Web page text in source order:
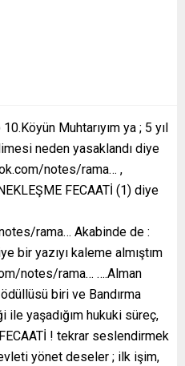
Muhtarıyım ya ; 5 yıl
neden yasaklandı diye
notes/rama… ,
FECAATİ (1) diye
rama… Akabinde de :
bir yazıyı kaleme almıştım
notes/rama… ….Alman
biri ve Bandırma
yaşadığım hukuki süreç,
! tekrar seslendirmek
yönet deseler ; ilk işim,